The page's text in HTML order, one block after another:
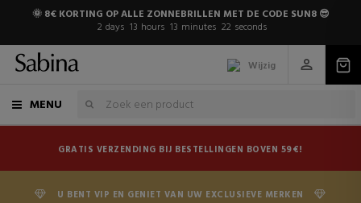
🌞 8€ KORTING OP ALLE ZONNEBRILLEN MET DE CODE SUN8 😎
2 days 13 hours 13 minutes 22 seconds
Wijzig
MENU
GRATIS VERZENDING BIJ BESTELLINGEN BOVEN 59€!
U BENT VIP EN GENIET VAN UW EXCLUSIEVE MERKEN